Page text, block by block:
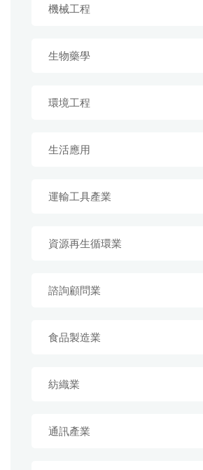
機械工程
生物藥學
環境工程
生活應用
運輸工具產業
資源再生循環業
諮詢顧問業
食品製造業
紡織業
通訊產業